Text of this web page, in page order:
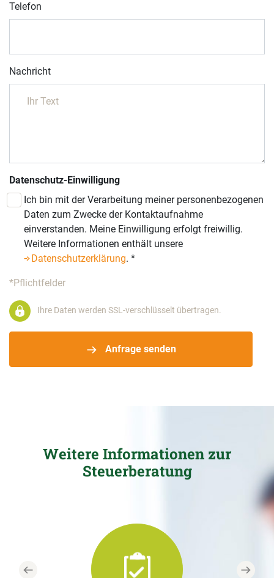
Telefon
Nachricht
Datenschutz-Einwilligung
Ich bin mit der Verarbeitung meiner personenbezogenen
Daten zum Zwecke der Kontaktaufnahme
einverstanden. Meine Einwilligung erfolgt freiwillig.
Weitere Informationen enthält unsere
Datenschutzerklärung. *
*Pflichtfelder
Anfrage senden
Ihre Daten werden SSL-verschlüsselt übertragen.
Weitere Informationen zur
Steuerberatung